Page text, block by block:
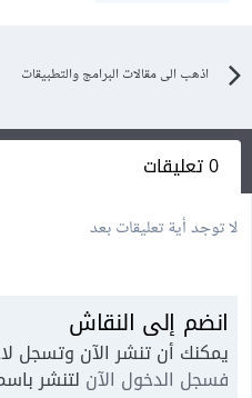
اذهب الى مقالات البرامج والتطبيقات
0 تعليقات
لا توجد أية تعليقات بعد
انضم إلى النقاش
يمكنك أن تنشر الآن وتسجل
فسجل الدخول الآن لتنشر